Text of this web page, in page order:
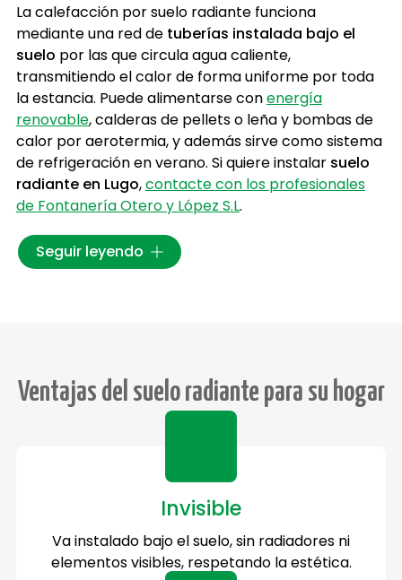
La calefacción por suelo radiante funciona
mediante una red de tuberías instalada bajo el
suelo por las que circula agua caliente,
transmitiendo el calor de forma uniforme por toda
la estancia. Puede alimentarse conenergía
renovable, calderas de pellets o leña y bombas de
calor por aerotermia, y además sirve como sistema
de refrigeración en verano. Si quiere instalar suelo
radiante en Lugo,contacte con los profesionales
de Fontanería Otero y López S.L.
Seguir leyendo
Ventajas del suelo radiante para su hogar
Invisible
Va instalado bajo el suelo, sin radiadores ni
elementos visibles, respetando la estética.